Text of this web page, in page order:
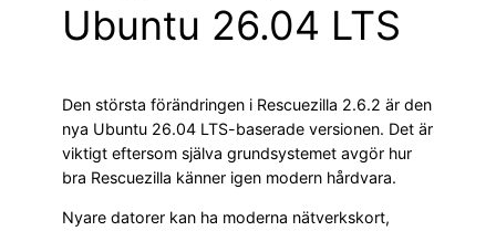
Ubuntu 26.04 LTS
Den största förändringen i Rescuezilla 2.6.2 är den
nya Ubuntu 26.04 LTS-baserade versionen. Det är
viktigt eftersom själva grundsystemet avgör hur
bra Rescuezilla känner igen modern hårdvara.
Nyare datorer kan ha moderna nätverkskort,